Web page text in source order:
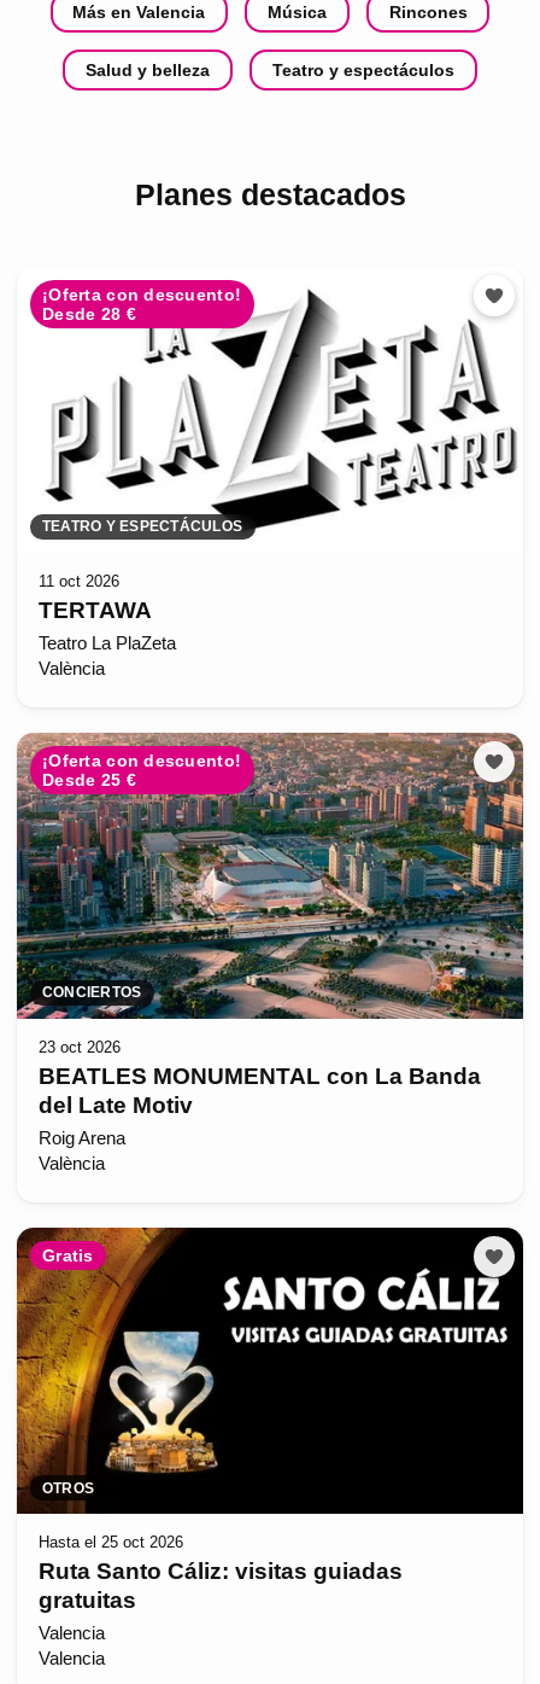
Más en Valencia Música Rincones
Salud y belleza Teatro y espectáculos
Planes destacados
¡Oferta con descuento!
Desde 28 €
TEATRO Y ESPECTÁCULOS
11 oct 2026
TERTAWA
Teatro La PlaZeta
València
¡Oferta con descuento!
Desde 25 €
CONCIERTOS
23 oct 2026
BEATLES MONUMENTAL con La Banda
del Late Motiv
Roig Arena
València
Gratis
OTROS
Hasta el 25 oct 2026
Ruta Santo Cáliz: visitas guiadas
gratuitas
Valencia
Valencia